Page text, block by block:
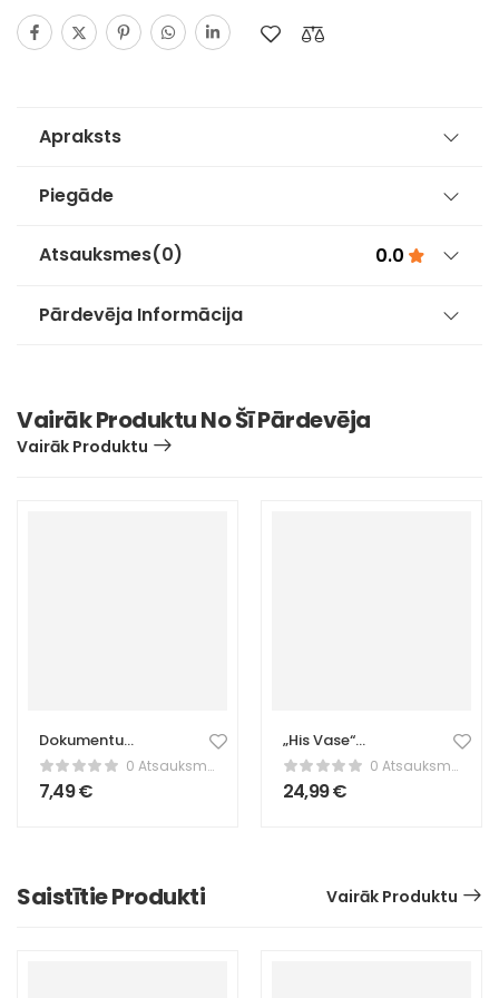
Apraksts
Piegāde
Atsauksmes(0) 0.0
Pārdevēja Informācija
Vairāk Produktu No Šī Pārdevēja
Vairāk Produktu
Dokumentu
statīvs – galda
organizators
dokumentiem
0 Atsauksmes
7,49€
„His Vase“
modernisms un
minimālisms
0 Atsauksmes
24,99€
Saistītie Produkti Vairāk Produktu